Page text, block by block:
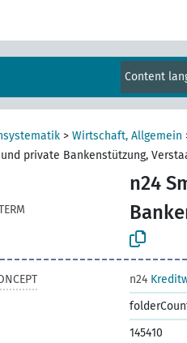
Content
> Wirtschaft, Allgemein
private Bankenstützung,
n24
n24
145410